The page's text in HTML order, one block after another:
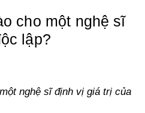
cho một nghệ sĩ
lập?
nghệ sĩ định vị giá trị của